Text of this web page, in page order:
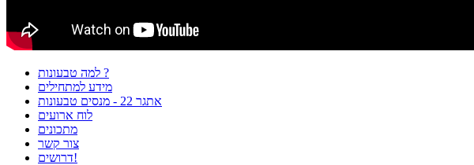
למה טבעונות ?
מידע למתחילים
אתגר 22 - מנסים טבעונות
לוח ארועים
מתכונים
צור קשר
דרושים!